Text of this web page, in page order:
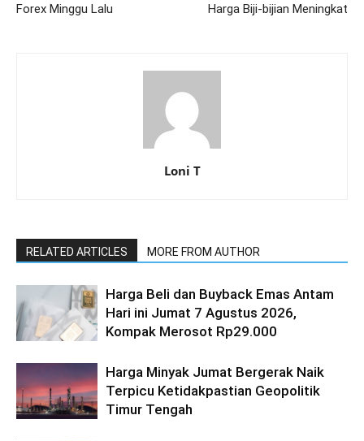
Forex Minggu Lalu Harga Biji-bijian Meningkat
Loni T
RELATED ARTICLES MORE FROM AUTHOR
Harga Beli dan Buyback Emas Antam
Hari ini Jumat 7 Agustus 2026,
Kompak Merosot Rp29.000
Harga Minyak Jumat Bergerak Naik
Terpicu Ketidakpastian Geopolitik
Timur Tengah